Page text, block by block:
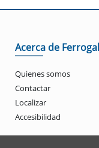
Acerca de Ferrogal
Quienes somos
Contactar
Localizar
Accesibilidad